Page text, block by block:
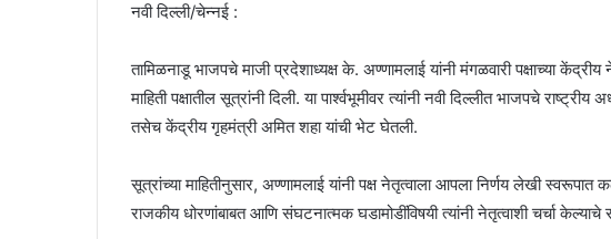
नवी दिल्ली/चेन्नई :
तामिळनाडू भाजपचे माजी प्रदेशाध्यक्ष के. अण्णामलाई यांनी मंगळवारी पक्षाच्या
माहिती पक्षातील सूत्रांनी दिली. या पार्श्वभूमीवर त्यांनी नवी दिल्लीत भाजपचे
तसेच केंद्रीय गृहमंत्री अमित शहा यांची भेट घेतली.
सूत्रांच्या माहितीनुसार, अण्णामलाई यांनी पक्ष नेतृत्वाला आपला निर्णय लेखी स्वरूपात
राजकीय धोरणांबाबत आणि संघटनात्मक घडामोडींविषयी त्यांनी नेतृत्वाशी चर्चा केल्याचे